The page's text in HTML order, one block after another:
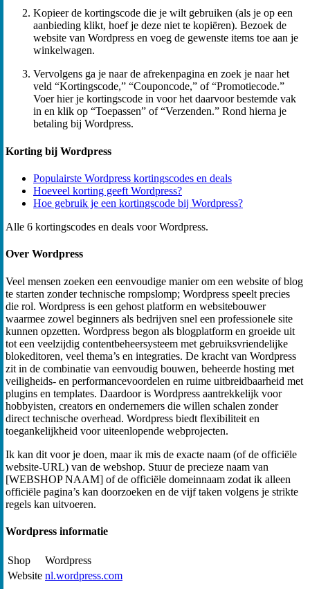
Kopieer de kortingscode die je wilt gebruiken (als je op een
aanbieding klikt, hoef je deze niet te kopiëren). Bezoek de
website van Wordpress en voeg de gewenste items toe aan je
winkelwagen.
Vervolgens ga je naar de afrekenpagina en zoek je naar het
veld “Kortingscode,” “Couponcode,” of “Promotiecode.”
Voer hier je kortingscode in voor het daarvoor bestemde vak
in en klik op “Toepassen” of “Verzenden.” Rond hierna je
betaling bij Wordpress.
Korting bij Wordpress
Populairste Wordpress kortingscodes en deals
Hoeveel korting geeft Wordpress?
Hoe gebruik je een kortingscode bij Wordpress?
Alle 6 kortingscodes en deals voor Wordpress.
Over Wordpress
Veel mensen zoeken een eenvoudige manier om een website of blog
te starten zonder technische rompslomp; Wordpress speelt precies
die rol. Wordpress is een gehost platform en websitebouwer
waarmee zowel beginners als bedrijven snel een professionele site
kunnen opzetten. Wordpress begon als blogplatform en groeide uit
tot een veelzijdig contentbeheer­systeem met gebruiksvriendelijke
blokeditoren, veel thema’s en integraties. De kracht van Wordpress
zit in de combinatie van eenvoudig bouwen, beheerde hosting met
veiligheids- en performancevoordelen en ruime uitbreidbaarheid met
plugins en templates. Daardoor is Wordpress aantrekkelijk voor
hobbyisten, creators en ondernemers die willen schalen zonder
direct technische overhead. Wordpress biedt flexibiliteit en
toegankelijkheid voor uiteenlopende webprojecten.
Ik kan dit voor je doen, maar ik mis de exacte naam (of de officiële
website-URL) van de webshop. Stuur de precieze naam van
[WEBSHOP NAAM] of de officiële domeinnaam zodat ik alleen
officiële pagina’s kan doorzoeken en de vijf taken volgens je strikte
regels kan uitvoeren.
Wordpress informatie
Shop
Wordpress
Website nl.wordpress.com